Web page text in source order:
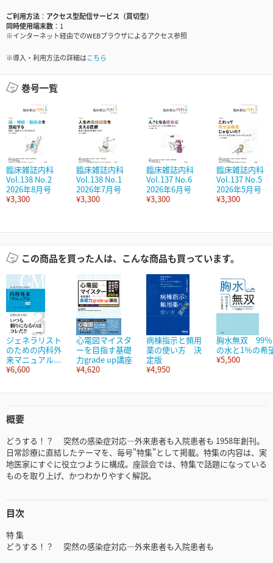
ご利用方法
アクセス型配信サービス（買切型）
同時使用端末数
1
※インターネット経由でのWEBブラウザによるアクセス参照
※導入・利用方法の詳細はこちら
巻号一覧
臨床雑誌内科
Vol.138 No.2
2026年8月号
¥3,300
臨床雑誌内科
Vol.138 No.1
2026年7月号
¥3,300
臨床雑誌内科
Vol.137 No.6
2026年6月号
¥3,300
臨床雑誌内科
Vol.137 No.5
2026年5月号
¥3,300
この商品を買った人は、こんな商品も買っています。
ジェネラリスト
のための内科外
来マニュアル...
¥6,600
心電図マイスタ
ーを目指す基礎
力grade up講座
¥4,620
病棟指示と頻用
薬の使い方 決
定版
¥4,950
胸水無双 99％
の水と1％の希
¥5,500
概要
どうする！？ 突然の感染症対応―外来患者も入院患者も 1958年創刊。
日常診療に直結したテーマを、毎号"特集"として掲載。特集の内容は、実
地医家にすぐに役立つように構成。座談会では、特集で話題になっている
ものを取り上げ、かつわかりやすく解説。
目次
特 集
どうする！？ 突然の感染症対応―外来患者も入院患者も